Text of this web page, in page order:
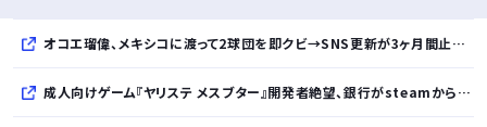
オコエ瑠偉、メキシコに渡って2球団を即クビ→SNS更新が3ヶ月間止まって消息不明に
成人向けゲーム『ヤリステ メスブター』開発者絶望、銀行がsteamからの入金を拒否→金が入ってなくても売上金額分の納税義務あり